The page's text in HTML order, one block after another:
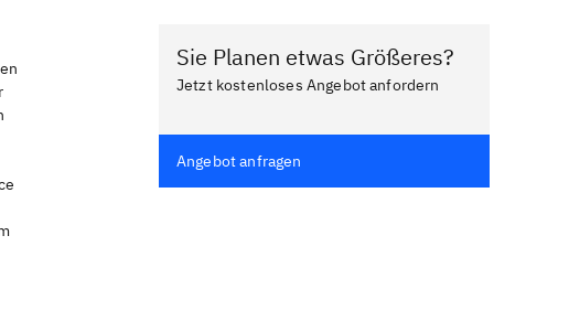
Sie Planen etwas Größeres?
Jetzt kostenloses Angebot anfordern
Angebot anfragen